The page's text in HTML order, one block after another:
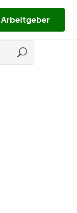
Arbeitgeber